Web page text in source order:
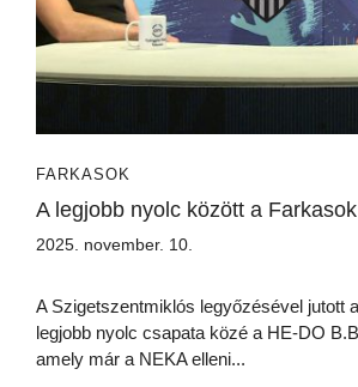
FARKASOK
A legjobb nyolc között a Farkasok
2025. november. 10.
A Szigetszentmiklós legyőzésével jutott
legjobb nyolc csapata közé a HE-DO
amely már a NEKA elleni...